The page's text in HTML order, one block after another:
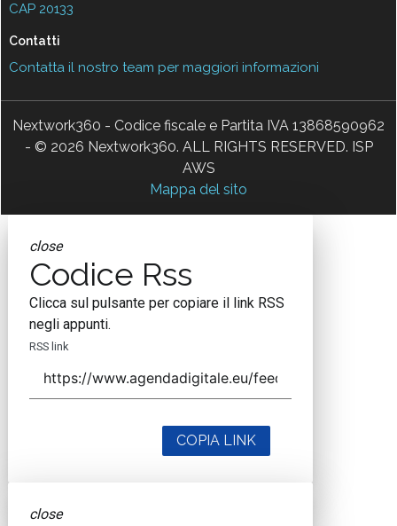
CAP 20133
Contatti
Contatta il nostro team per maggiori informazioni
Nextwork360 - Codice fiscale e Partita IVA 13868590962
- © 2026 Nextwork360. ALL RIGHTS RESERVED. ISP
AWS
Mappa del sito
close
Codice Rss
Clicca sul pulsante per copiare il link RSS
negli appunti.
RSS link
COPIA LINK
close